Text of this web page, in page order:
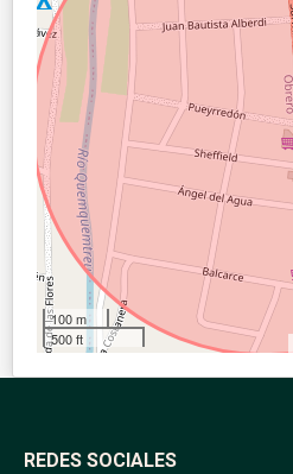
100 m
500 ft
REDES SOCIALES